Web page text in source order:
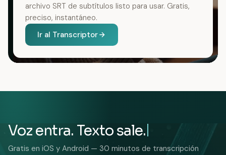
archivo SRT de subtítulos listo para usar. Gratis,
preciso, instantáneo.
Ir al Transcriptor
Voz entra. Texto sale.
Gratis en iOS y Android — 30 minutos de transcripción